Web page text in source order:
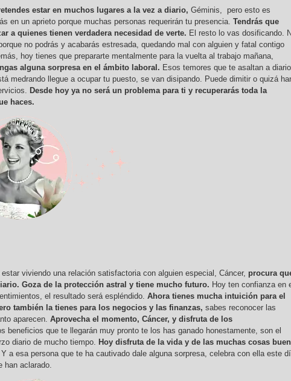
estar en muchos lugares a la vez a diario, Géminis, pero esto es
en un aprieto porque muchas personas requerirán tu presencia. Tendrás que
a quienes tienen verdadera necesidad de verte. El resto lo vas dosificando.
no podrás y acabarás estresada, quedando mal con alguien y fatal contigo
hoy tienes que prepararte mentalmente para la vuelta al trabajo mañana,
alguna sorpresa en el ámbito laboral. Esos temores que te asaltan a diario
medrando llegue a ocupar tu puesto, se van disipando. Puede dimitir o quizá
Desde hoy ya no será un problema para ti y recuperarás toda la
haces.
viviendo una relación satisfactoria con alguien especial, Cáncer, procura
Goza de la protección astral y tiene mucho futuro. Hoy ten confianza en
el resultado será espléndido. Ahora tienes mucha intuición para el
también la tienes para los negocios y las finanzas, sabes reconocer las
aparecen. Aprovecha el momento, Cáncer, y disfruta de los
beneficios que te llegarán muy pronto te los has ganado honestamente, son el
diario de mucho tiempo. Hoy disfruta de la vida y de las muchas cosas
Y a esa persona que te ha cautivado dale alguna sorpresa, celebra con ella este
han aclarado.